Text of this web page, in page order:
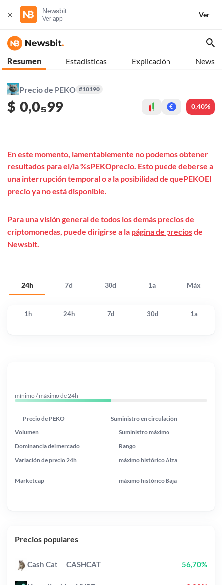
Newsbit
Ver app
Ver
Resumen Estadísticas Explicación News
Precio de PEKO #10190
$ 0,0₅99 € 0,40%
24h 7d 30d 1a Máx
En este momento, lamentablemente no podemos obtener
resultados para el/la %sPEKOprecio. Esto puede deberse a
una interrupción temporal o a la posibilidad de quePEKOEl
precio ya no está disponible.
Para una visión general de todos los demás precios de
criptomonedas, puede dirigirse a la página de preciosde
Newsbit.
1h 24h 7d 30d 1a
mínimo / máximo de 24h
Precio de PEKO Suministro en circulación
Variación de precio 24h
Suministro máximo
Dominancia del mercado
Marketcap
Volumen
Rango
máximo históricoAlza
máximo histórico Baja
Precios populares
Cash Cat CASHCAT 56,70%